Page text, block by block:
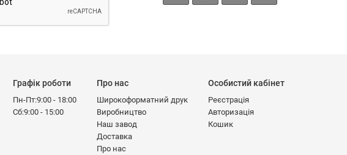
Графік роботи
Пн-Пт:9:00 - 18:00
Сб:9:00 - 15:00
Про нас
Широкоформатний друк
Виробництво
Наш завод
Доставка
Про нас
Особистий кабінет
Реєстрація
Авторизація
Кошик